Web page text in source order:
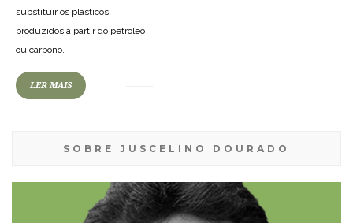
substituir os plásticos
produzidos a partir do petróleo
ou carbono.
LER MAIS
SOBRE JUSCELINO DOURADO